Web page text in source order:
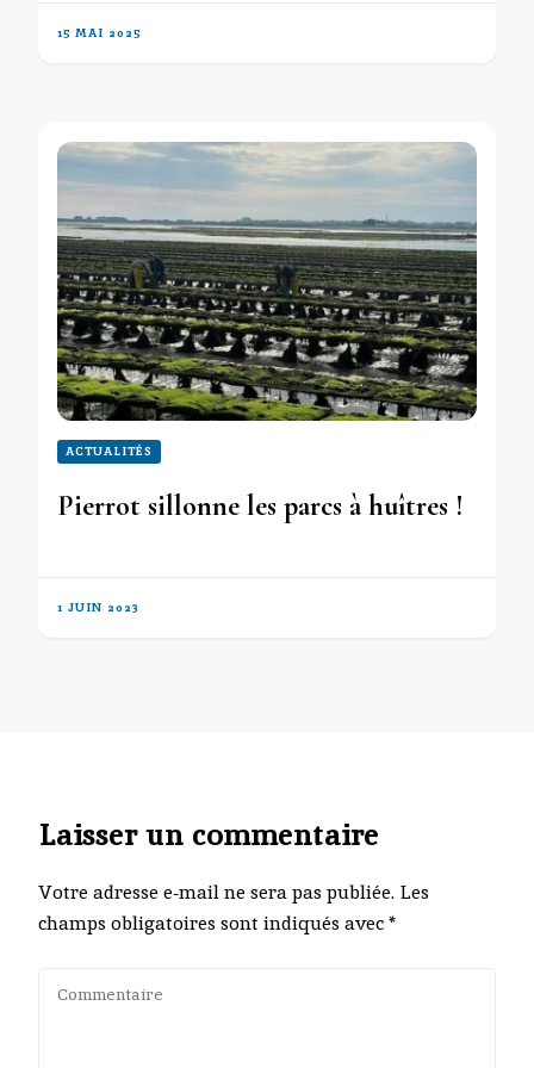
15 MAI 2025
ACTUALITÉS
Pierrot sillonne les parcs à huîtres !
1 JUIN 2023
Laisser un commentaire
Votre adresse e-mail ne sera pas publiée. Les
champs obligatoires sont indiqués avec*